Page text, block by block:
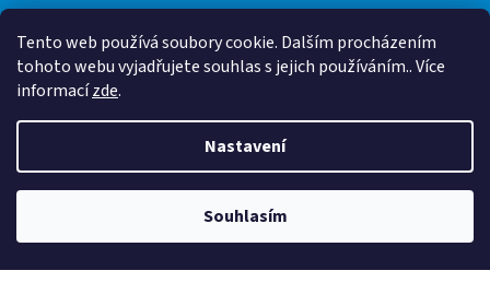
Tento web používá soubory cookie. Dalším procházením
tohoto webu vyjadřujete souhlas s jejich používáním.. Více
informacízde.
Nastavení
Souhlasím